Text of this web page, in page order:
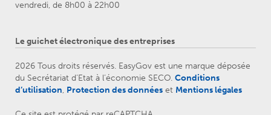
vendredi, de 8h00 à 22h00
Le guichet électronique des entreprises
2026 Tous droits réservés. EasyGov est une marque déposée
du Secrétariat d’Etat à l’économie SECO. Conditions
d’utilisation, Protection des données et Mentions légales